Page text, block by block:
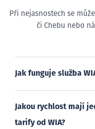
Při nejasnostech se
či Chebu nebo
Jak funguje služba
Jakou rychlost mají
tarify od WIA?